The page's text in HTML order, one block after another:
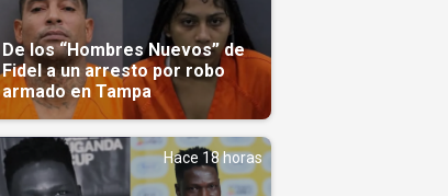
De los “Hombres Nuevos” de
Fidel a un arresto por robo
armado en Tampa
Hace 18 horas